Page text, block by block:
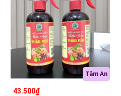
Tâm An
43.500₫